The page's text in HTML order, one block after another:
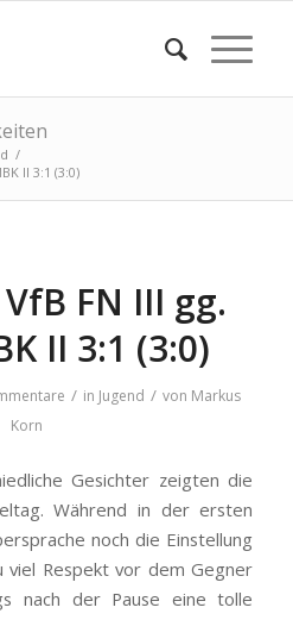
/
II 3:1 (3:0)
FN III gg.
II 3:1 (3:0)
/ in Jugend / von Markus
Korn
Gesichter zeigten die
Während in der ersten
noch die Einstellung
viel Respekt vor dem Gegner
nach der Pause eine tolle